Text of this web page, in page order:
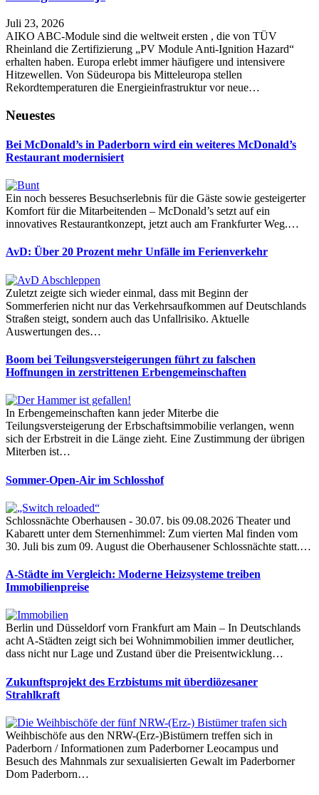
Juli 23, 2026
AIKO ABC-Module sind die weltweit ersten , die von TÜV
Rheinland die Zertifizierung „PV Module Anti-Ignition Hazard“
erhalten haben. Europa erlebt immer häufigere und intensivere
Hitzewellen. Von Südeuropa bis Mitteleuropa stellen
Rekordtemperaturen die Energieinfrastruktur vor neue…
Neuestes
Bei McDonald’s in Paderborn wird ein weiteres McDonald’s
Restaurant modernisiert
Ein noch besseres Besuchserlebnis für die Gäste sowie gesteigerter
Komfort für die Mitarbeitenden – McDonald’s setzt auf ein
innovatives Restaurantkonzept, jetzt auch am Frankfurter Weg.…
AvD: Über 20 Prozent mehr Unfälle im Ferienverkehr
Zuletzt zeigte sich wieder einmal, dass mit Beginn der
Sommerferien nicht nur das Verkehrsaufkommen auf Deutschlands
Straßen steigt, sondern auch das Unfallrisiko. Aktuelle
Auswertungen des…
Boom bei Teilungsversteigerungen führt zu falschen
Hoffnungen in zerstrittenen Erbengemeinschaften
In Erbengemeinschaften kann jeder Miterbe die
Teilungsversteigerung der Erbschaftsimmobilie verlangen, wenn
sich der Erbstreit in die Länge zieht. Eine Zustimmung der übrigen
Miterben ist…
Sommer-Open-Air im Schlosshof
Schlossnächte Oberhausen - 30.07. bis 09.08.2026 Theater und
Kabarett unter dem Sternenhimmel: Zum vierten Mal finden vom
30. Juli bis zum 09. August die Oberhausener Schlossnächte statt.…
A-Städte im Vergleich: Moderne Heizsysteme treiben
Immobilienpreise
Berlin und Düsseldorf vorn Frankfurt am Main – In Deutschlands
acht A-Städten zeigt sich bei Wohnimmobilien immer deutlicher,
dass nicht nur Lage und Zustand über die Preisentwicklung…
Zukunftsprojekt des Erzbistums mit überdiözesaner
Strahlkraft
Weihbischöfe aus den NRW-(Erz-)Bistümern treffen sich in
Paderborn / Informationen zum Paderborner Leocampus und
Besuch des Mahnmals zur sexualisierten Gewalt im Paderborner
Dom Paderborn…